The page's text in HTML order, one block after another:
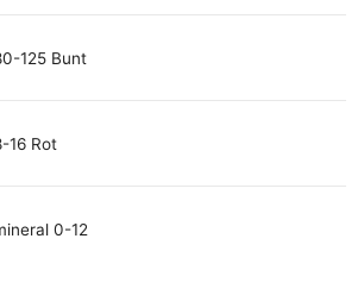
125 Bunt
16 Rot
0-12